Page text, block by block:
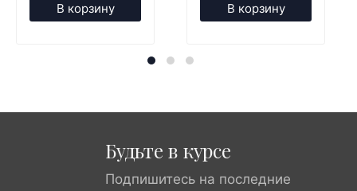
В корзину В корзину
Будьте в курсе
Подпишитесь на последние